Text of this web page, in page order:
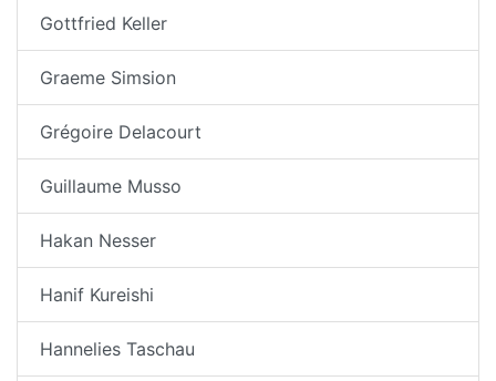
Gottfried Keller
Graeme Simsion
Grégoire Delacourt
Guillaume Musso
Hakan Nesser
Hanif Kureishi
Hannelies Taschau